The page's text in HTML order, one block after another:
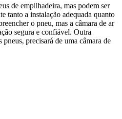
de empilhadeira, mas podem ser
tanto a instalação adequada quanto
o pneu, mas a câmara de ar
segura e confiável. Outra
precisará de uma câmara de